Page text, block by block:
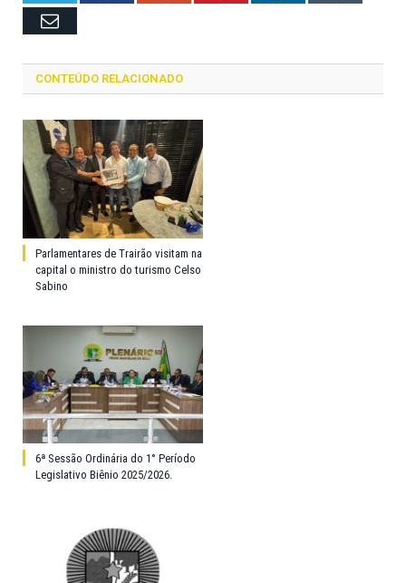
Email
CONTEÚDO RELACIONADO
Parlamentares de Trairão visitam na
capital o ministro do turismo Celso
Sabino
6ª Sessão Ordinária do 1° Período
Legislativo Biênio 2025/2026.